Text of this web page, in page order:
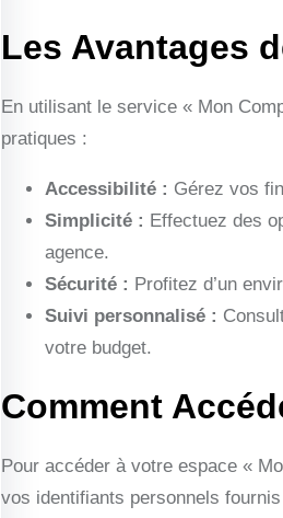
Les Avantages
En utilisant le service « Mon
pratiques :
Accessibilité : Gérez vos
Simplicité : Effectuez des
agence.
Sécurité : Profitez d’un
Suivi personnalisé :
votre budget.
Comment
Pour accéder à votre espace «
vos identifiants personnels